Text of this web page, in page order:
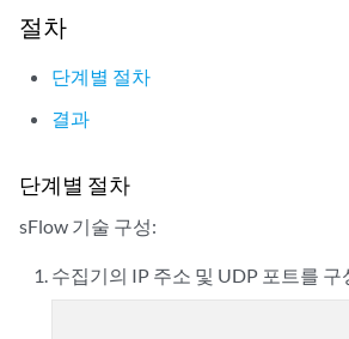
절차
단계별 절차
결과
단계별 절차
sFlow 기술 구성:
수집기의 IP 주소 및 UDP 포트를 구